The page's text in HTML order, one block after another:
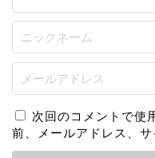
次回のコメントで使
前、メールアドレス、サ